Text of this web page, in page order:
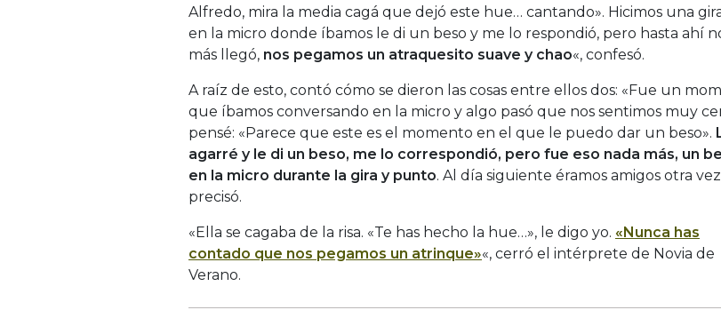
Alfredo, mira la media cagá que dejó este hue… cantando». Hicimos una
en la micro donde íbamos le di un beso y me lo respondió, pero hasta ahí
más llegó, nos pegamos un atraquesito suave y chao«, confesó.
A raíz de esto, contó cómo se dieron las cosas entre ellos dos: «Fue un
que íbamos conversando en la micro y algo pasó que nos sentimos muy
pensé: «Parece que este es el momento en el que le puedo dar un beso».
agarré y le di un beso, me lo correspondió, pero fue eso nada más, un
en la micro durante la gira y punto. Al día siguiente éramos amigos otra
precisó.
«Ella se cagaba de la risa. «Te has hecho la hue…», le digo yo. «Nunca has
contado que nos pegamos un atrinque»«, cerró el intérprete de Novia de
Verano.